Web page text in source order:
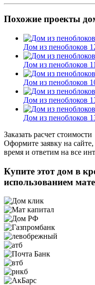
Похожие проекты
Дом из пеноблоков
Дом из пеноблоков
Дом из пеноблоков
Дом из пеноблоков
Дом из пеноблоков
Заказать расчет стоимости
Оформите заявку на
время и ответим на все
Купите этот дом в
использованием